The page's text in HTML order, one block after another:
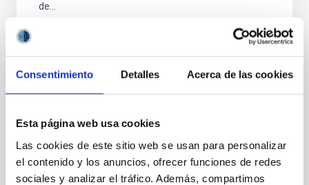
Consentimiento Detalles Acerca de las cookies
Esta página web usa cookies
Las cookies de este sitio web se usan para personalizar
el contenido y los anuncios, ofrecer funciones de redes
sociales y analizar el tráfico. Además, compartimos
de...
ASTRONÓMICA DE LOS OBSERVATORIOS DEL IAC
Procedimiento de ocupación y espacios
Aéreos protegidos. (A partir de FL070, es